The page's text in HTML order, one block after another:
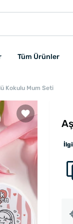
Tüm Ürünler
Kokulu Mum Seti